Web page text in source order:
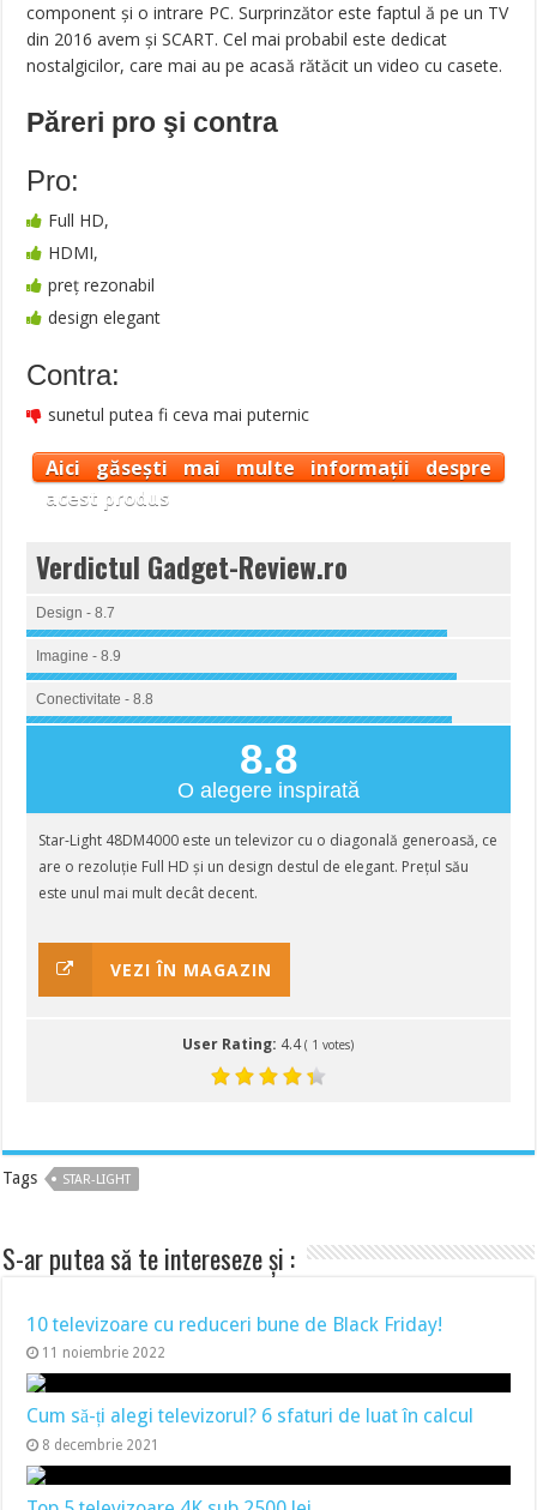
component și o intrare PC. Surprinzător este faptul ă pe un TV
din 2016 avem și SCART. Cel mai probabil este dedicat
nostalgicilor, care mai au pe acasă rătăcit un video cu casete.
Păreri pro şi contra
Pro:
Full HD,
HDMI,
preț rezonabil
design elegant
Contra:
sunetul putea fi ceva mai puternic
Aici găsești mai multe informații despre
acest produs
Verdictul Gadget-Review.ro
Design - 8.7
Imagine - 8.9
Conectivitate - 8.8
8.8
O alegere inspirată
Star-Light 48DM4000 este un televizor cu o diagonală generoasă, ce
are o rezoluție Full HD și un design destul de elegant. Prețul său
este unul mai mult decât decent.
VEZI ÎN MAGAZIN
User Rating: 4.4 ( 1 votes)
Tags STAR-LIGHT
S-ar putea să te intereseze și :
10 televizoare cu reduceri bune de Black Friday!
11 noiembrie 2022
Cum să-ți alegi televizorul? 6 sfaturi de luat în calcul
8 decembrie 2021